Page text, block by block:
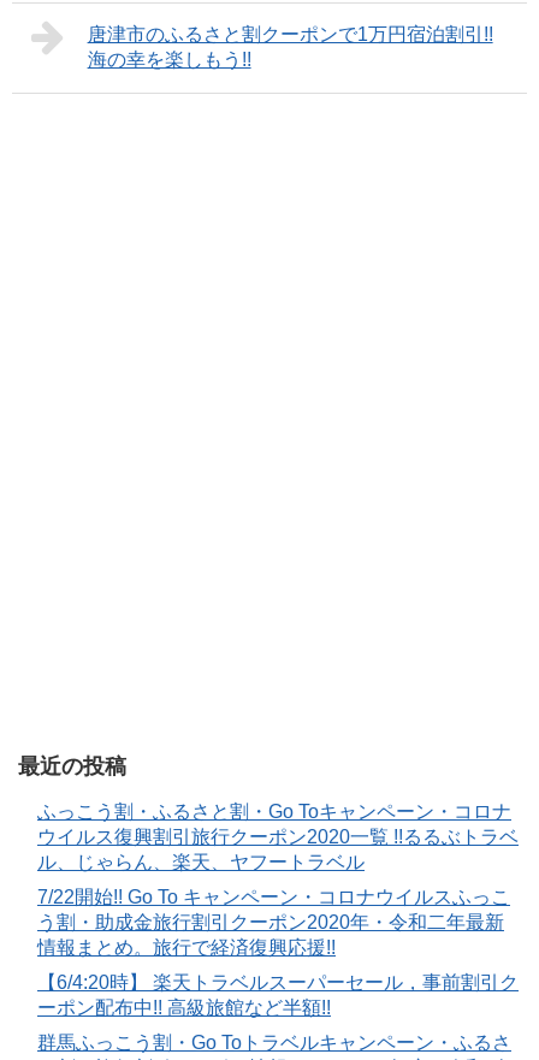
唐津市のふるさと割クーポンで1万円宿泊割引!!
海の幸を楽しもう!!
最近の投稿
ふっこう割・ふるさと割・Go Toキャンペーン・コロナ
ウイルス復興割引旅行クーポン2020一覧 !!るるぶトラベ
ル、じゃらん、楽天、ヤフートラベル
7/22開始!! Go To キャンペーン・コロナウイルスふっこ
う割・助成金旅行割引クーポン2020年・令和二年最新
情報まとめ。旅行で経済復興応援!!
【6/4:20時】 楽天トラベルスーパーセール，事前割引ク
ーポン配布中!! 高級旅館など半額!!
群馬ふっこう割・Go Toトラベルキャンペーン・ふるさ